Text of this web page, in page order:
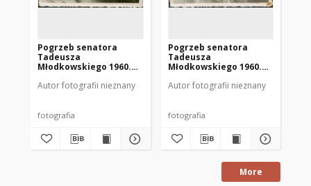
Pogrzeb senatora
Tadeusza
Młodkowskiego 1960.
Autor fotografii nieznany
fotografia
Pogrzeb senatora
Tadeusza
Młodkowskiego 1960.
Autor fotografii nieznany
fotografia
More